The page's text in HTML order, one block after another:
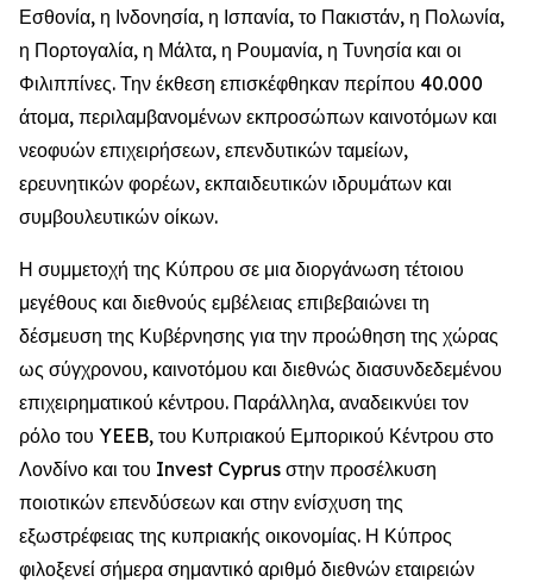
Εσθονία, η Ινδονησία, η Ισπανία, το Πακιστάν, η Πολωνία,
η Πορτογαλία, η Μάλτα, η Ρουμανία, η Τυνησία και οι
Φιλιππίνες. Την έκθεση επισκέφθηκαν περίπου 40.000
άτομα, περιλαμβανομένων εκπροσώπων καινοτόμων και
νεοφυών επιχειρήσεων, επενδυτικών ταμείων,
ερευνητικών φορέων, εκπαιδευτικών ιδρυμάτων και
συμβουλευτικών οίκων.
Η συμμετοχή της Κύπρου σε μια διοργάνωση τέτοιου
μεγέθους και διεθνούς εμβέλειας επιβεβαιώνει τη
δέσμευση της Κυβέρνησης για την προώθηση της χώρας
ως σύγχρονου, καινοτόμου και διεθνώς διασυνδεδεμένου
επιχειρηματικού κέντρου. Παράλληλα, αναδεικνύει τον
ρόλο του YEEB, του Κυπριακού Εμπορικού Κέντρου στο
Λονδίνο και του Invest Cyprus στην προσέλκυση
ποιοτικών επενδύσεων και στην ενίσχυση της
εξωστρέφειας της κυπριακής οικονομίας. Η Κύπρος
φιλοξενεί σήμερα σημαντικό αριθμό διεθνών εταιρειών